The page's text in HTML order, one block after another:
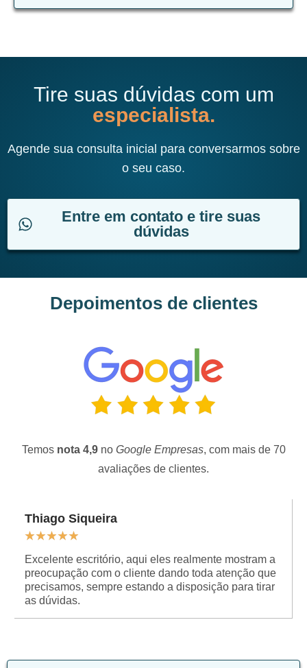
Tire suas dúvidas com um
especialista.
Agende sua consulta inicial para conversarmos sobre
o seu caso.
Entre em contato e tire suas
dúvidas
Depoimentos de clientes
Temos nota 4,9 no Google Empresas, com mais de 70
avaliações de clientes.
Thiago Siqueira
★★★★★
Excelente escritório, aqui eles realmente mostram a
preocupação com o cliente dando toda atenção que
precisamos, sempre estando a disposição para tirar
as dúvidas.